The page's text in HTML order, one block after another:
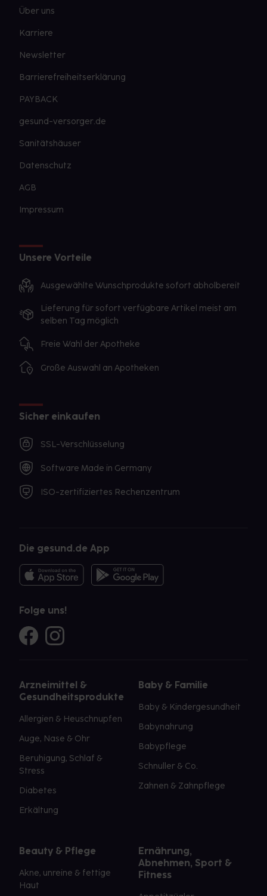
Über uns
Karriere
Newsletter
Barrierefreiheitserklärung
PAYBACK
gesund-versorger.de
Sanitätshäuser
Datenschutz
AGB
Impressum
Unsere Vorteile
Ausgewählte Wunschprodukte sofort abholbereit
Lieferung für sofort verfügbare Artikel meist am
selben Tag möglich
Freie Wahl der Apotheke
Große Auswahl an Apotheken
Sicher einkaufen
SSL-Verschlüsselung
Software Made in Germany
ISO-zertifiziertes Rechenzentrum
Die gesund.de App
Folge uns!
Arzneimittel &
Gesundheitsprodukte
Allergien & Heuschnupfen
Auge, Nase & Ohr
Beruhigung, Schlaf &
Stress
Diabetes
Erkältung
Baby & Familie
Baby & Kindergesundheit
Babynahrung
Babypflege
Schnuller & Co.
Zahnen & Zahnpflege
Beauty & Pflege
Akne, unreine & fettige
Haut
Ernährung,
Abnehmen, Sport &
Fitness